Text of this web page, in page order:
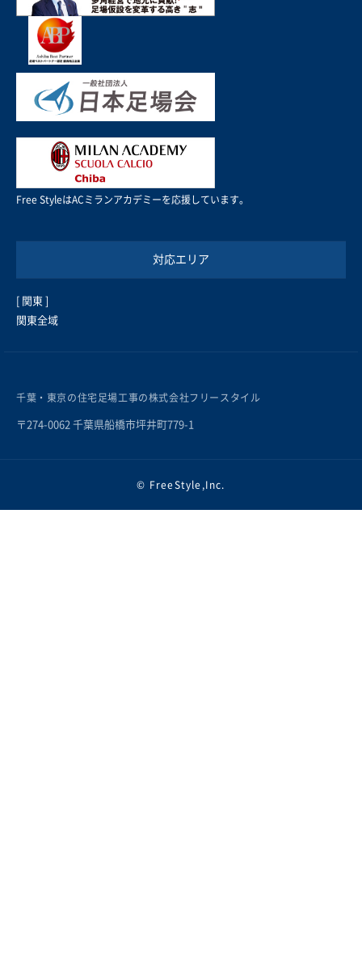
Free StyleはACミランアカデミーを応援しています。
対応エリア
[ 関東 ]
関東全域
千葉・東京の住宅足場工事の株式会社フリースタイル
〒274-0062 千葉県船橋市坪井町779-1
© FreeStyle,Inc.